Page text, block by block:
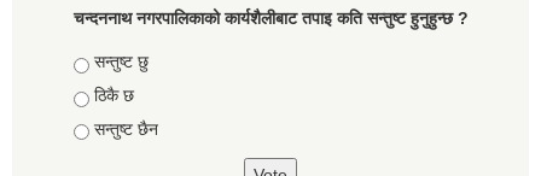
चन्दननाथ नगरपालिकाको कार्यशैलीबाट तपाइ कति सन्तुष्ट हुनुहुन्छ ?
Choices
सन्तुष्ट छु
ठिकै छ
सन्तुष्ट छैन